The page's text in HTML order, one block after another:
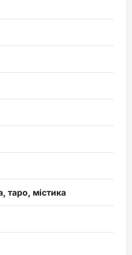
таро, містика